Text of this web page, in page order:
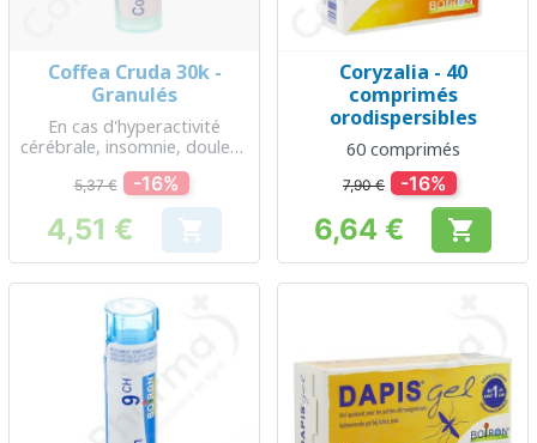
Coffea Cruda 30k -
Granulés
En cas d'hyperactivité
cérébrale, insomnie, douleur,
trouble gynécologique
5,37 € -16%
4,51 € 
Coryzalia - 40
comprimés
orodispersibles
60 comprimés
7,90 € -16%
Prix
6,64 € 